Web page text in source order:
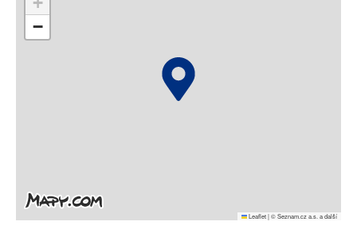
−
Leaflet|© Seznam.cz a.s. a další